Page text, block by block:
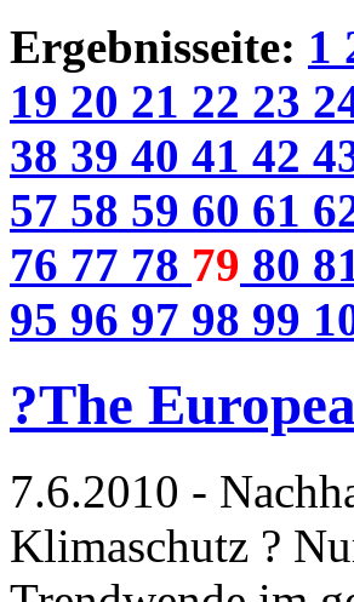
Ergebnisseite: 1
19 20 21 22 23
38 39 40 41 42
57 58 59 60 61
76 77 78 79 80
95 96 97 98 99
?The
7.6.2010 -
Klimaschutz ?